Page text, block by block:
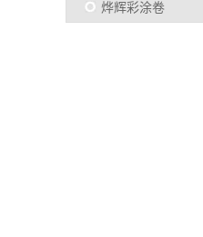
烨辉彩涂卷